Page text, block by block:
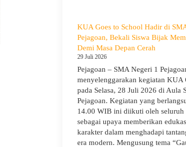
KUA Goes to School Hadir di
Pejagoan, Bekali Siswa Bijak
Demi Masa Depan Cerah
29 Juli 2026
Pejagoan – SMA Negeri 1
menyelenggarakan kegiatan KUA
pada Selasa, 28 Juli 2026 di Aula
Pejagoan. Kegiatan yang
14.00 WIB ini diikuti oleh seluruh
sebagai upaya memberikan
karakter dalam menghadapi
era modern. Mengusung tema